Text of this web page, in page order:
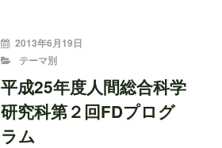
投
稿
2013年6月19日
CATEGORIES
テーマ別
平成25年度人間総合科学
研究科第２回FDプログ
ラム